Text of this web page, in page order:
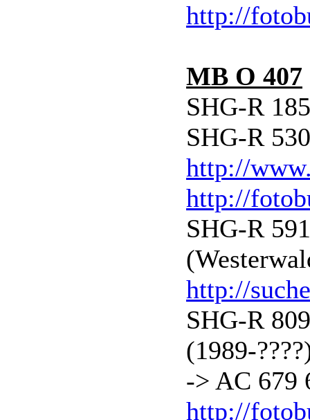
http://
MB O 407
SHG-R
SHG-R
http://
http://
SHG-R
http://
SHG-R
(1989-
-> AC 679
http://